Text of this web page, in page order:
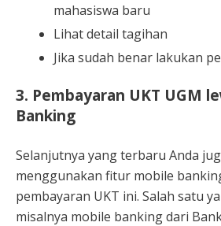
mahasiswa baru
Lihat detail tagihan
Jika sudah benar lakukan
3. Pembayaran UKT UGM
Banking
Selanjutnya yang terbaru Anda
menggunakan fitur mobile
pembayaran UKT ini. Salah satu
misalnya mobile banking dari